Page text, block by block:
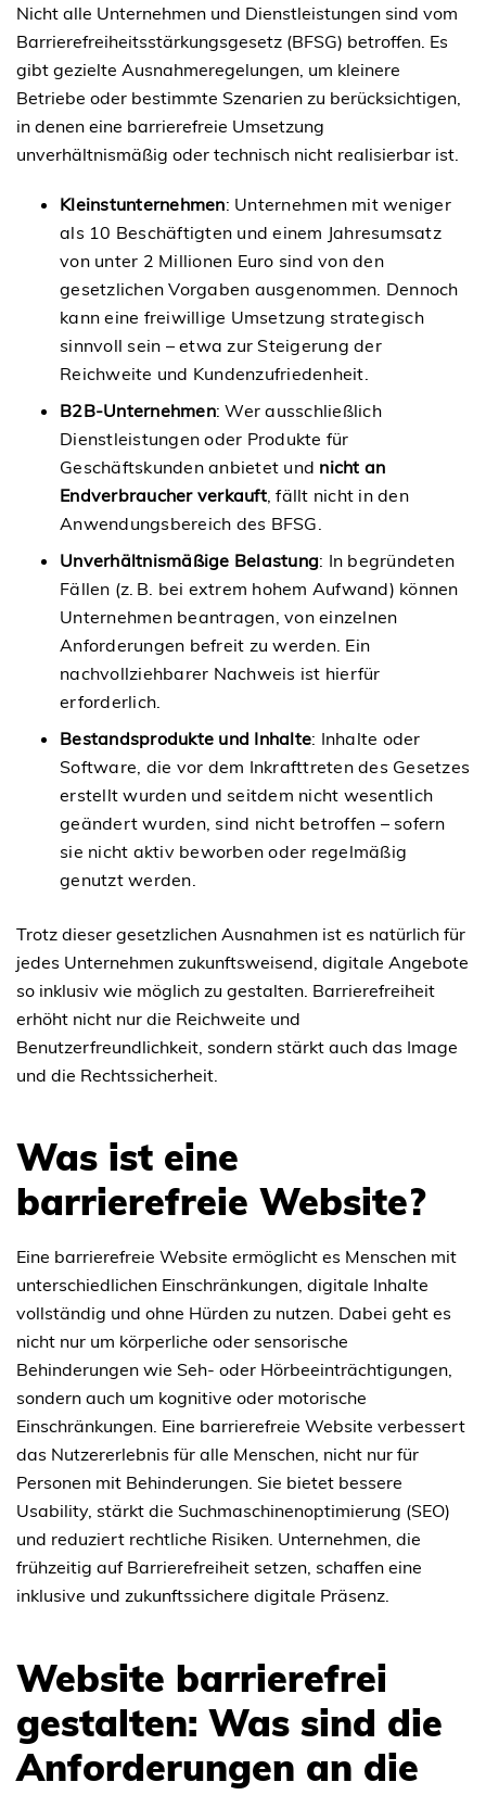
Nicht alle Unternehmen und Dienstleistungen sind vom
Barrierefreiheitsstärkungsgesetz (BFSG) betroffen. Es
gibt gezielte Ausnahmeregelungen, um kleinere
Betriebe oder bestimmte Szenarien zu berücksichtigen,
in denen eine barrierefreie Umsetzung
unverhältnismäßig oder technisch nicht realisierbar ist.
Kleinstunternehmen: Unternehmen mit weniger
als 10 Beschäftigten und einem Jahresumsatz
von unter 2 Millionen Euro sind von den
gesetzlichen Vorgaben ausgenommen. Dennoch
kann eine freiwillige Umsetzung strategisch
sinnvoll sein – etwa zur Steigerung der
Reichweite und Kundenzufriedenheit.
B2B-Unternehmen: Wer ausschließlich
Dienstleistungen oder Produkte für
Geschäftskunden anbietet und nicht an
Endverbraucher verkauft, fällt nicht in den
Anwendungsbereich des BFSG.
Unverhältnismäßige Belastung: In begründeten
Fällen (z. B. bei extrem hohem Aufwand) können
Unternehmen beantragen, von einzelnen
Anforderungen befreit zu werden. Ein
nachvollziehbarer Nachweis ist hierfür
erforderlich.
Bestandsprodukte und Inhalte: Inhalte oder
Software, die vor dem Inkrafttreten des Gesetzes
erstellt wurden und seitdem nicht wesentlich
geändert wurden, sind nicht betroffen – sofern
sie nicht aktiv beworben oder regelmäßig
genutzt werden.
Trotz dieser gesetzlichen Ausnahmen ist es natürlich für
jedes Unternehmen zukunftsweisend, digitale Angebote
so inklusiv wie möglich zu gestalten. Barrierefreiheit
erhöht nicht nur die Reichweite und
Benutzerfreundlichkeit, sondern stärkt auch das Image
und die Rechtssicherheit.
Was ist eine
barrierefreie Website?
Eine barrierefreie Website ermöglicht es Menschen mit
unterschiedlichen Einschränkungen, digitale Inhalte
vollständig und ohne Hürden zu nutzen. Dabei geht es
nicht nur um körperliche oder sensorische
Behinderungen wie Seh- oder Hörbeeinträchtigungen,
sondern auch um kognitive oder motorische
Einschränkungen. Eine barrierefreie Website verbessert
das Nutzererlebnis für alle Menschen, nicht nur für
Personen mit Behinderungen. Sie bietet bessere
Usability, stärkt die Suchmaschinenoptimierung (SEO)
und reduziert rechtliche Risiken. Unternehmen, die
frühzeitig auf Barrierefreiheit setzen, schaffen eine
inklusive und zukunftssichere digitale Präsenz.
Website barrierefrei
gestalten: Was sind die
Anforderungen an die